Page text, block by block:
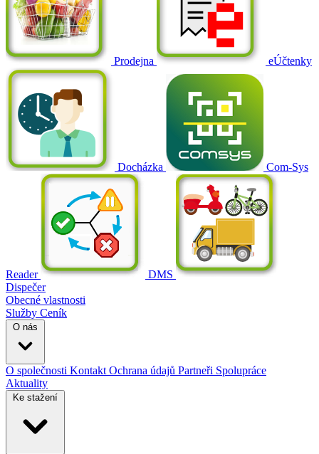
Prodejna eÚčtenky
Docházka Com-Sys
Reader
DMS
Dispečer
Obecné vlastnosti
Služby Ceník
O nás
O společnosti Kontakt Ochrana údajů Partneři Spolupráce
Aktuality
Ke stažení